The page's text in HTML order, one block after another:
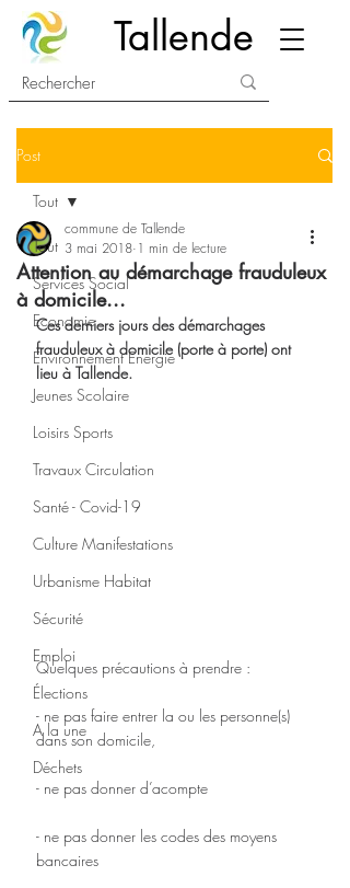
Tallende
Post
Tout
Services Social
Economie
Environnement Energie
Jeunes Scolaire
Loisirs Sports
Travaux Circulation
Santé - Covid-19
Culture Manifestations
Urbanisme Habitat
Sécurité
Emploi
Élections
A la une
Déchets
Tout
Attention au démarchage frauduleux
à domicile...
commune de Tallende
3 mai 2018 1 min de lecture
Ces derniers jours des démarchages
frauduleux à domicile (porte à porte) ont
lieu à Tallende.
Quelques précautions à prendre :
- ne pas faire entrer la ou les personne(s)
dans son domicile,
- ne pas donner d’acompte
- ne pas donner les codes des moyens
bancaires